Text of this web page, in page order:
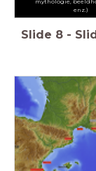
mythologie,
enz.)
Slide 8 -